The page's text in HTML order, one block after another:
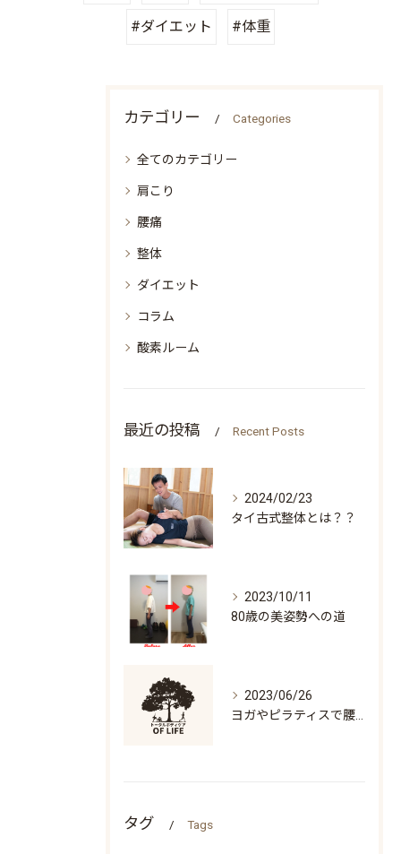
#ダイエット #体重
カテゴリー Categories
全てのカテゴリー
肩こり
腰痛
整体
ダイエット
コラム
酸素ルーム
最近の投稿 Recent Posts
2024/02/23
タイ古式整体とは？？
2023/10/11
80歳の美姿勢への道
2023/06/26
ヨガやピラティスで腰痛になる人の特徴「万歳ができない」
タグ Tags